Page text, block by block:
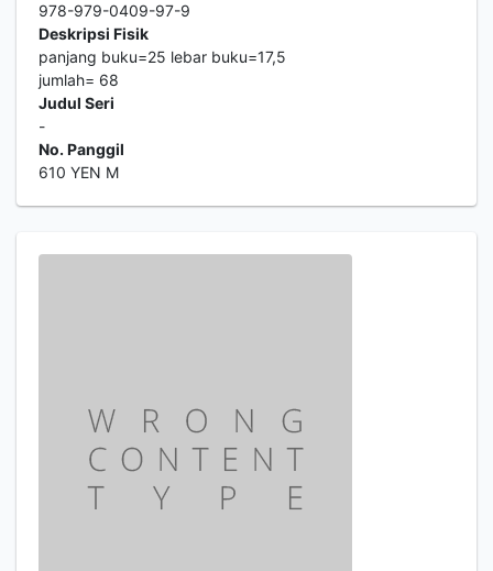
978-979-0409-97-9
Deskripsi Fisik
panjang buku=25 lebar buku=17,5
jumlah= 68
Judul Seri
-
No. Panggil
610 YEN M